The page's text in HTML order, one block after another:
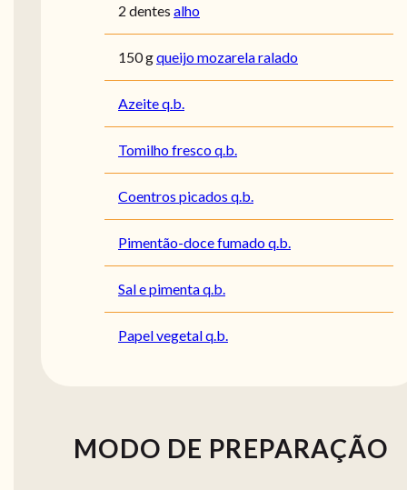
2 dentes alho
150 gqueijo mozarela ralado
Azeite q.b.
Tomilho fresco q.b.
Coentros picados q.b.
Pimentão-doce fumado q.b.
Sal e pimenta q.b.
Papel vegetal q.b.
MODO DE PREPARAÇÃO